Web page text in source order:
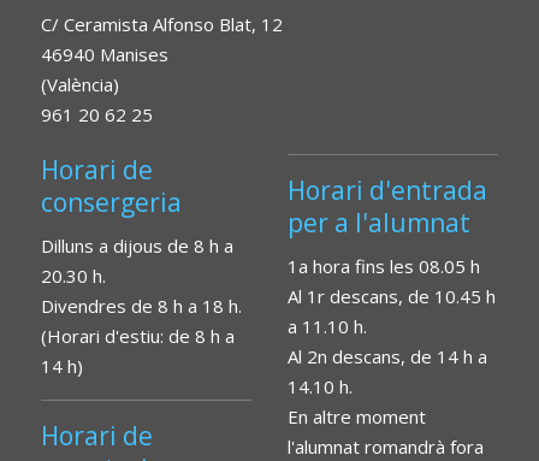
C/ Ceramista Alfonso Blat, 12
46940 Manises
(València)
961 20 62 25
Horari de
consergeria
Dilluns a dijous de 8 h a
20.30 h.
Divendres de 8 h a 18 h.
(Horari d'estiu: de 8 h a
14 h)
Horari de
Horari d'entrada
per a l'alumnat
1a hora fins les 08.05 h
Al 1r descans, de 10.45 h
a 11.10 h.
Al 2n descans, de 14 h a
14.10 h.
En altre moment
l'alumnat romandrà fora